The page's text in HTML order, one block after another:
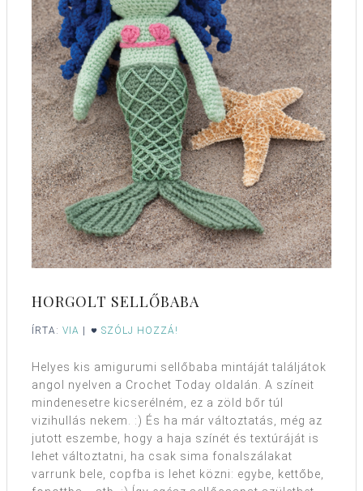
HORGOLT SELLŐBABA
ÍRTA: VIA SZÓLJ HOZZÁ!
Helyes kis amigurumi sellőbaba mintáját találjátok
angol nyelven a Crochet Today oldalán. A színeit
mindenesetre kicserélném, ez a zöld bőr túl
vizihullás nekem. :) És ha már változtatás, még az
jutott eszembe, hogy a haja színét és textúráját is
lehet változtatni, ha csak sima fonalszálakat
varrunk bele, copfba is lehet közni: egybe, kettőbe,